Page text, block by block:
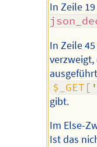
In Zeile
In Zeile 45
verzweigt,
$_GET [
gibt.
Im Else-
Ist das